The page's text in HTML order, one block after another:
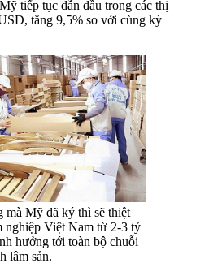
tiếp tục dẫn đầu trong các thị
tăng 9,5% so với cùng kỳ
mà Mỹ đã ký thì sẽ thiệt
nghiệp Việt Nam từ 2-3 tỷ
hưởng tới toàn bộ chuỗi
lâm sản.